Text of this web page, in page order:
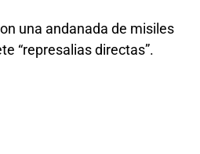
una andanada de misiles
“represalias directas”.